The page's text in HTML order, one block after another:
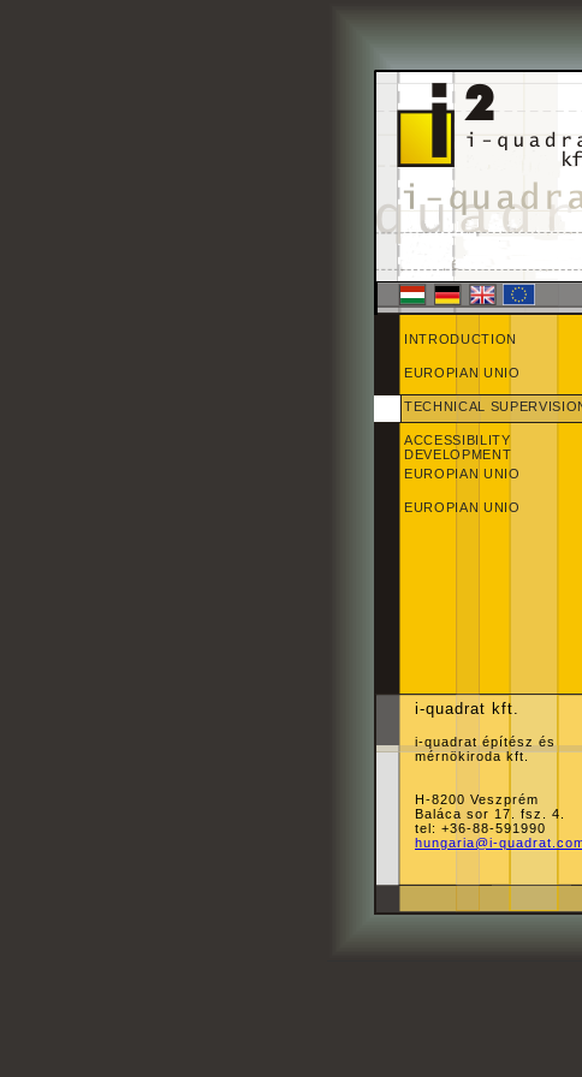
INTRODUCTION
EUROPIAN UNIO
TECHNICAL
ACCESSIBILITY
DEVELOPMENT
EUROPIAN UNIO
EUROPIAN UNIO
i-quadrat kft.
i-quadrat építész és
mérnökiroda kft.
H-8200 Veszprém
Baláca sor 17. fsz. 4.
tel: +36-88-591990
hungaria@i-